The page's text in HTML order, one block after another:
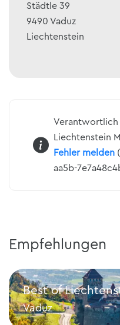
Städtle 39
9490 Vaduz
Liechtenstein
Verantwortlich
Liechtenstein
Fehler melden
aa5b-
Empfehlungen
Best of
Vaduz